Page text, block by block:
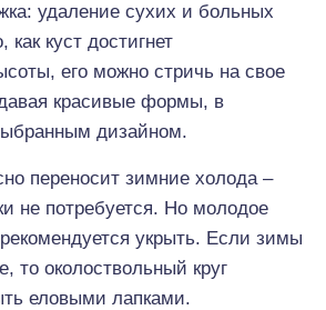
удаление сухих и больных
как куст достигнет
его можно стричь на свое
красивые формы, в
дизайном.
переносит зимние холода –
не потребуется. Но молодое
укрыть. Если зимы
то околоствольный круг
еловыми лапками.